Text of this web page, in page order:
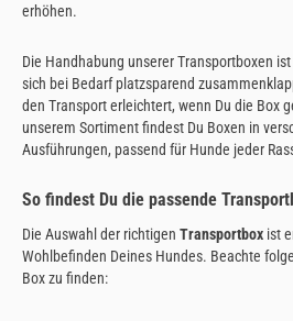
erhöhen.
Die Handhabung unserer Transportboxen
sich bei Bedarf platzsparend
den Transport erleichtert, wenn Du die Box
unserem Sortiment findest Du Boxen in
Ausführungen, passend für Hunde jeder
So findest Du die passende
Die Auswahl der richtigen Transportbox ist
Wohlbefinden Deines Hundes. Beachte
Box zu finden: